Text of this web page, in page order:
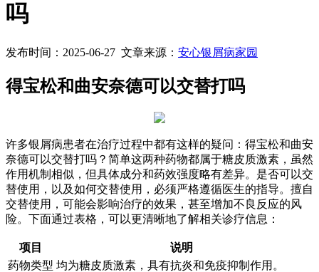
吗
发布时间：2025-06-27 文章来源： 安心银屑病家园
得宝松和曲安奈德可以交替打吗
许多银屑病患者在治疗过程中都有这样的疑问：得宝松和曲安
奈德可以交替打吗？简单这两种药物都属于糖皮质激素，虽然
作用机制相似，但具体成分和药效强度略有差异。是否可以交
替使用，以及如何交替使用，必须严格遵循医生的指导。擅自
交替使用，可能会影响治疗的效果，甚至增加不良反应的风
险。下面通过表格，可以更清晰地了解相关诊疗信息：
项目
说明
药物类型 均为糖皮质激素，具有抗炎和免疫抑制作用。